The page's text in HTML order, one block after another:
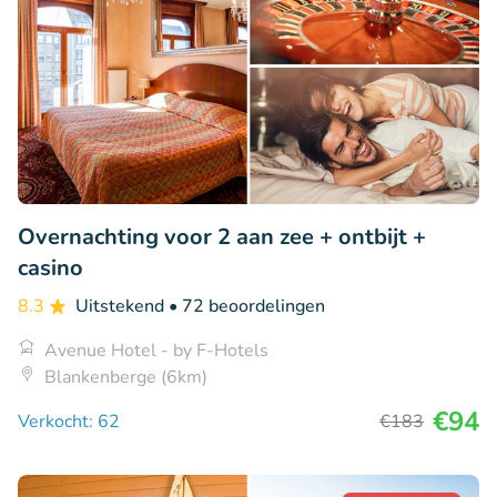
Overnachting voor 2 aan zee + ontbijt +
casino
8.3 Uitstekend • 72 beoordelingen
Avenue Hotel - by F-Hotels
Blankenberge (6km)
Verkocht: 62
€183 €94